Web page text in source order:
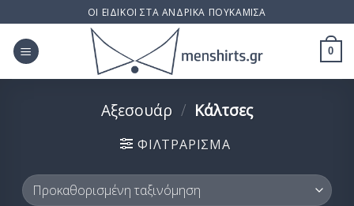
to
content
ΟΙ ΕΙΔΙΚΟΙ ΣΤΑ ΑΝΔΡΙΚΑ ΠΟΥΚΑΜΙΣΑ
0
Αξεσουάρ / Κάλτσες
ΦΙΛΤΡΆΡΙΣΜΑ